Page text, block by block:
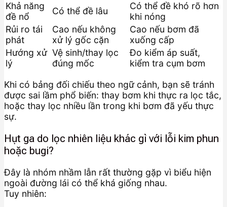
Khả năng
đề nổ
Có thể đề lâu
Có thể đề khó rõ hơn
khi nóng
Rủi ro tái
phát
Cao nếu không
xử lý gốc cặn
Cao nếu bơm đã
xuống cấp
Hướng xử
lý
Vệ sinh/thay lọc
đúng mốc
Đo kiểm áp suất,
kiểm tra cụm bơm
Khi có bảng đối chiếu theo ngữ cảnh, bạn sẽ tránh
được sai lầm phổ biến: thay bơm khi thực ra lọc tắc,
hoặc thay lọc nhiều lần trong khi bơm đã yếu thực
sự.
Hụt ga do lọc nhiên liệu khác gì với lỗi kim phun
hoặc bugi?
Đây là nhóm nhầm lẫn rất thường gặp vì biểu hiện
ngoài đường lái có thể khá giống nhau.
Tuy nhiên: